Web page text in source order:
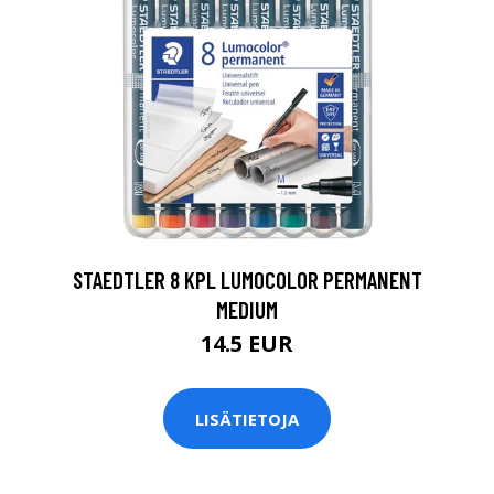
STAEDTLER 8 KPL LUMOCOLOR PERMANENT
MEDIUM
14.5 EUR
LISÄTIETOJA